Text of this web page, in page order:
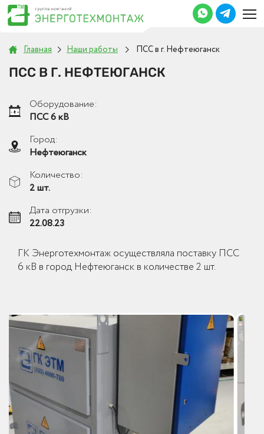
Главная Наши работы ПСС в г. Нефтеюганск
ПСС В Г. НЕФТЕЮГАНСК
Оборудование:
ПСС 6 кВ
Город:
Нефтеюганск
Количество:
2 шт.
Дата отгрузки:
22.08.23
ГК Энерготехмонтаж осуществляла поставку ПСС
6 кВ в город Нефтеюганск в количестве 2 шт.